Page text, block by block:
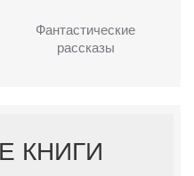
Фантастические
рассказы
КНИГИ